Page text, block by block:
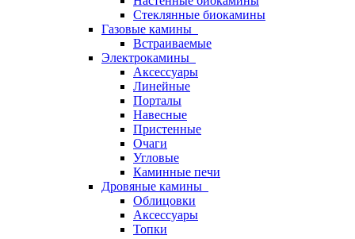
Стеклянные биокамины
Газовые камины
Встраиваемые
Электрокамины
Аксессуары
Линейные
Порталы
Навесные
Пристенные
Очаги
Угловые
Каминные печи
Дровяные камины
Облицовки
Аксессуары
Топки